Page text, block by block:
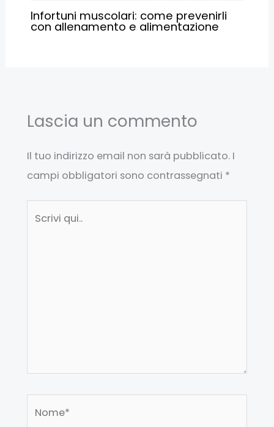
Infortuni muscolari: come prevenirli
con allenamento e alimentazione
Lascia un commento
Il tuo indirizzo email non sarà pubblicato. I
campi obbligatori sono contrassegnati *